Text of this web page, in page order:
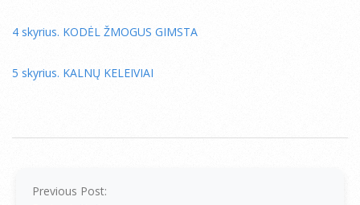
4 skyrius. KODĖL ŽMOGUS GIMSTA
5 skyrius. KALNŲ KELEIVIAI
Previous Post: